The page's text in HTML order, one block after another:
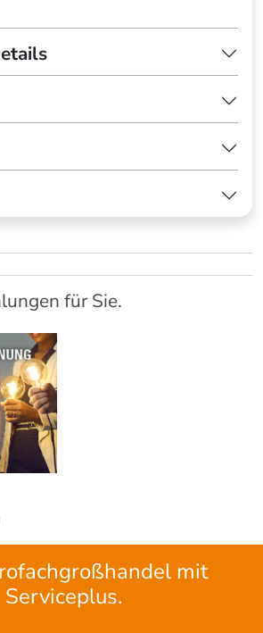
für Sie.
mit
Serviceplus.